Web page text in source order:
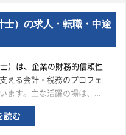
士）の求人・転職・中途
）は、企業の財務的信頼性
える会計・税務のプロフェ
ます。主な活躍の場は、会
門組織、そして海外の経済
です。海外の経済を構成す
む